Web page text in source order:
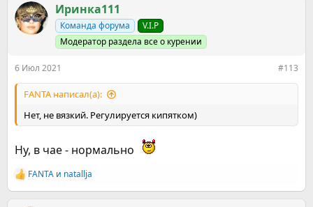
к
ц
и
Иринка111
Команда форума
V.I.P
Модератор раздела все о курении
6 Июл 2021 #113
FANTA написал(а):
Нет, не вязкий. Регулируется кипятком)
Ну, в чае - нормально
Р
е
FANTA и natallja